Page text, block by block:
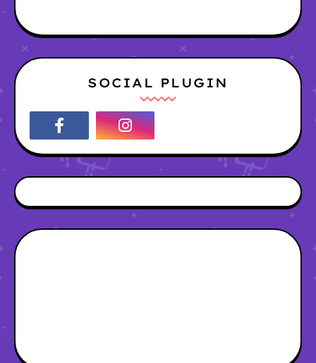
SOCIAL PLUGIN